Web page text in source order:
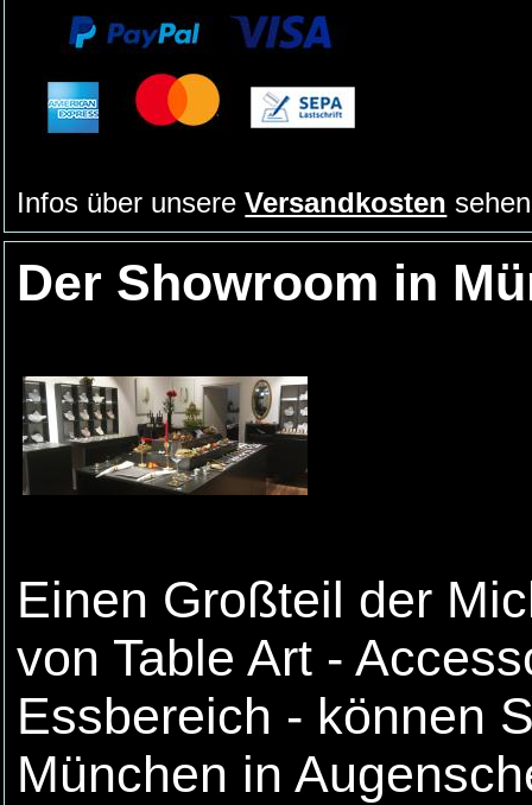
Infos über unsereVersandkosten
Der Showroom in
Einen Großteil der
von Table Art -
Essbereich - können
München in